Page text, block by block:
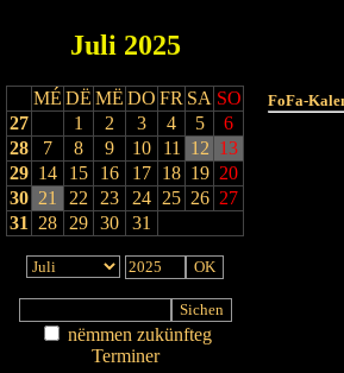
Juli 2025
MÉ DË MË DO FR SA SO
27
1 2 3 4 5
6
28
7 8 9 10 11 12 13
29 14 15 16 17 18 19 20
30 21 22 23 24 25 26 27
31
28 29 30 31
nëmmen zukünfteg
Terminer
FoFa-